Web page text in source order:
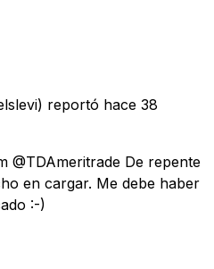
reportó hace 38
@TDAmeritrade De repente
en cargar. Me debe haber
:-)